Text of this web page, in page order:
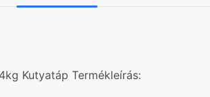
Kutyatáp Termékleírás: